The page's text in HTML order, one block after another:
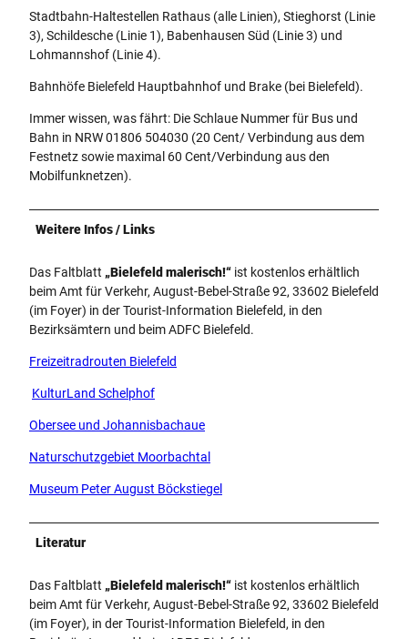
Stadtbahn-Haltestellen Rathaus (alle Linien), Stieghorst (Linie
3), Schildesche (Linie 1), Babenhausen Süd (Linie 3) und
Lohmannshof (Linie 4).
Bahnhöfe Bielefeld Hauptbahnhof und Brake (bei Bielefeld).
Immer wissen, was fährt: Die Schlaue Nummer für Bus und
Bahn in NRW 01806 504030 (20 Cent/ Verbindung aus dem
Festnetz sowie maximal 60 Cent/Verbindung aus den
Mobilfunknetzen).
Weitere Infos / Links
Das Faltblatt „Bielefeld malerisch!“ ist kostenlos erhältlich
beim Amt für Verkehr, August-Bebel-Straße 92, 33602 Bielefeld
(im Foyer) in der Tourist-Information Bielefeld, in den
Bezirksämtern und beim ADFC Bielefeld.
Freizeitradrouten Bielefeld
KulturLand Schelphof
Obersee und Johannisbachaue
Naturschutzgebiet Moorbachtal
Museum Peter August Böckstiegel
Literatur
Das Faltblatt „Bielefeld malerisch!“ ist kostenlos erhältlich
beim Amt für Verkehr, August-Bebel-Straße 92, 33602 Bielefeld
(im Foyer), in der Tourist-Information Bielefeld, in den